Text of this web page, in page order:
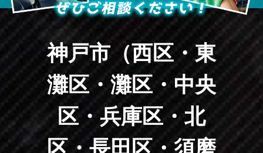
神戸市（西区・東
灘区・灘区・中央
区・兵庫区・北